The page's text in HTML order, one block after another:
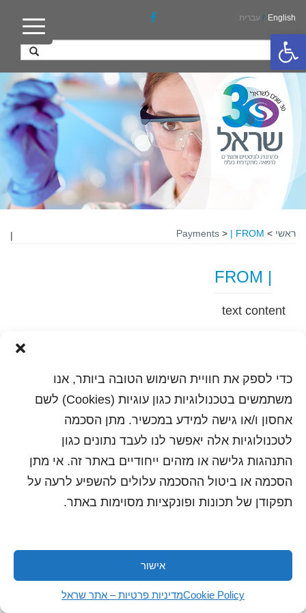
פתח סרגל נגישות
כדי לספק את חוויית השימוש הטובה ביותר, אנו
משתמשים בטכנולוגיות כגון עוגיות (Cookies) לשם
אחסון ו/או גישה למידע במכשיר. מתן הסכמה
לטכנולוגיות אלה יאפשר לנו לעבד נתונים כגון
התנהגות גלישה או מזהים ייחודיים באתר זה. אי מתן
הסכמה או ביטול ההסכמה עלולים להשפיע לרעה על
תפקודן של תכונות ופונקציות מסוימות באתר.
אישור
Cookie Policyמדיניות פרטיות – אתר שראל
English
/ עברית
ראשי >
Payments > | FROM
|
| FROM
text content
שלח לחבר
כל הזכויות שמורות לשראל 2018 | עיצוב ותכנות: סטודיו
"היוצרים"